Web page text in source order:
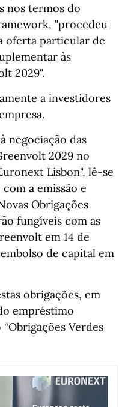
nos termos do
"procedeu
oferta particular de
às
2029".
a investidores
negociação das
2029 no
Lisbon", lê-se
a emissão e
Obrigações
fungíveis com as
em 14 de
de capital em
obrigações, em
empréstimo
Verdes